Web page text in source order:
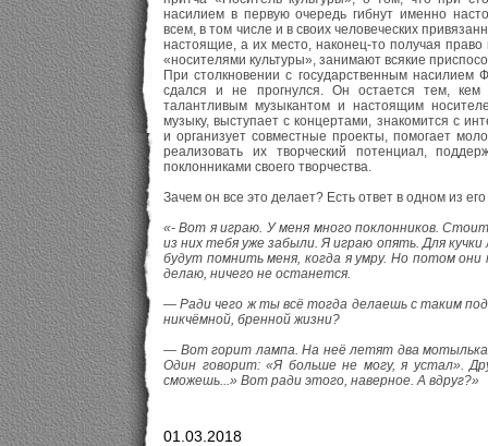
насилием в первую очередь гибнут именно
всем, в том числе и в своих человеческих
настоящие, а их место, наконец-то получая
«носителями культуры», занимают всякие
При столкновении с государственным насилием
сдался и не прогнулся. Он остается тем,
талантливым музыкантом и настоящим
музыку, выступает с концертами, знакомится с
и организует совместные проекты, помогает
реализовать их творческий потенциал,
поклонниками своего творчества.
Зачем он все это делает? Есть ответ в одном из
«- Вот я играю. У меня много поклонников.
из них тебя уже забыли. Я играю опять. Для
будут помнить меня, когда я умру. Но потом
делаю, ничего не останется.
— Ради чего ж ты всё тогда делаешь с таким
никчёмной, бренной жизни?
— Вот горит лампа. На неё летят два
Один говорит: «Я больше не могу, я устал».
сможешь...» Вот ради этого, наверное. А вдруг?»
01.03.2018